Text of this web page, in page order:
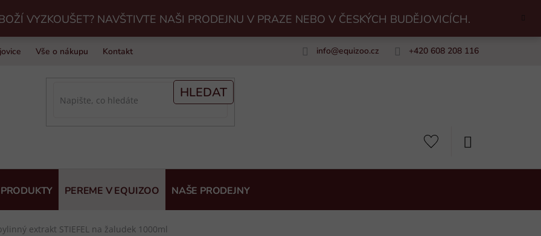
VYZKOUŠET? NAVŠTIVTE NAŠI PRODEJNU V PRAZE NEBO V ČESKÝCH BUDĚJOVICÍCH.
Vše o nákupu Kontakt info@equizoo.cz +420 608 208 116
HLEDAT
PEREME V EQUIZOO NAŠE PRODEJNY
extrakt STIEFEL na žaludek 1000ml